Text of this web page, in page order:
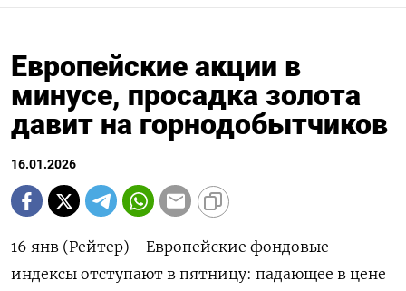
Европейские акции в
минусе, просадка золота
давит на горнодобытчиков
16.01.2026
16 янв (Рейтер) - Европейские фондовые
индексы отступают в пятницу: ⁠падающее в цене